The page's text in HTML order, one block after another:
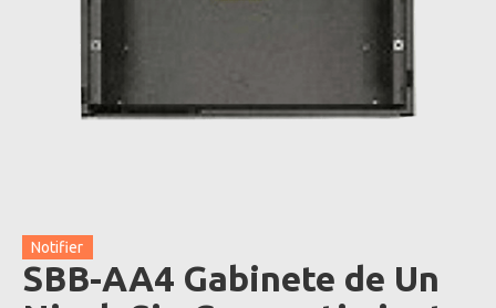
Notifier
SBB-AA4 Gabinete de Un